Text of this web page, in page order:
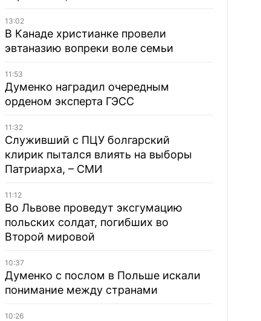
13:02
В Канаде христианке провели
эвтаназию вопреки воле семьи
11:53
Думенко наградил очередным
орденом эксперта ГЭСС
11:32
Служивший с ПЦУ болгарский
клирик пытался влиять на выборы
Патриарха, – СМИ
11:12
Во Львове проведут эксгумацию
польских солдат, погибших во
Второй мировой
10:37
Думенко с послом в Польше искали
понимание между странами
10:26